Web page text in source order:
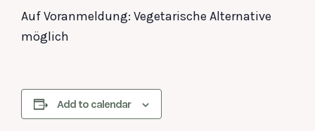
Auf Voranmeldung: Vegetarische Alternative
möglich
Add to calendar